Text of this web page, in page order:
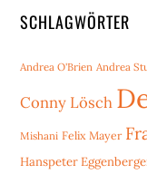
SCHLAGWÖRTER
Andrea O'Brien Andrea
Conny Lösch
Mishani Felix Mayer
Hanspeter